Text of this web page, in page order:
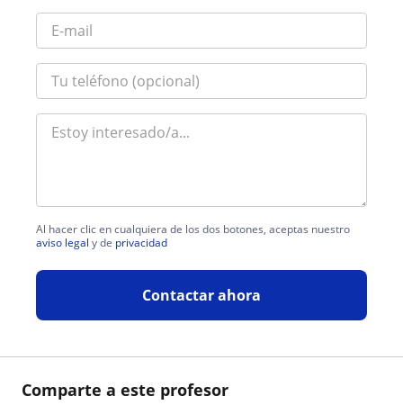
Comparte a este profesor
Al hacer clic en cualquiera de los dos botones, aceptas nuestro
aviso legal y de privacidad
Contactar ahora